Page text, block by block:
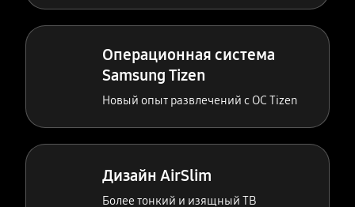
Операционная система
Samsung Tizen
Новый опыт развлечений с ОС Tizen
Дизайн AirSlim
Более тонкий и изящный ТВ